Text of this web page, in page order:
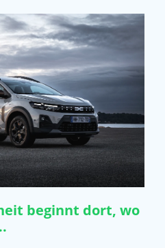
beginnt dort, wo